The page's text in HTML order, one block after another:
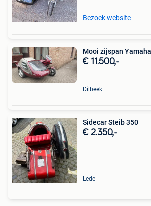
Bezoek website
Mooi zijspan Yamaha
€ 11.500,-
Dilbeek
Sidecar Steib 350
€ 2.350,-
Lede